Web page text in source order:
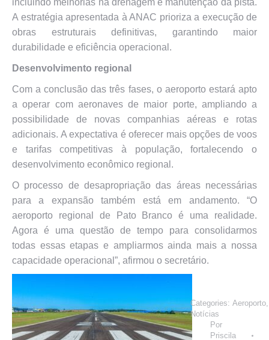
incluindo melhorias na drenagem e manutenção da pista.
A estratégia apresentada à ANAC prioriza a execução de
obras estruturais definitivas, garantindo maior
durabilidade e eficiência operacional.
Desenvolvimento regional
Com a conclusão das três fases, o aeroporto estará apto
a operar com aeronaves de maior porte, ampliando a
possibilidade de novas companhias aéreas e rotas
adicionais. A expectativa é oferecer mais opções de voos
e tarifas competitivas à população, fortalecendo o
desenvolvimento econômico regional.
O processo de desapropriação das áreas necessárias
para a expansão também está em andamento. “O
aeroporto regional de Pato Branco é uma realidade.
Agora é uma questão de tempo para consolidarmos
todas essas etapas e ampliarmos ainda mais a nossa
capacidade operacional”, afirmou o secretário.
Categories: Aeroporto,
Notícias
Por
Priscila